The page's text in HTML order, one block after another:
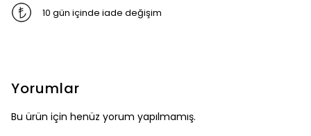
10 gün içinde iade değişim
Yorumlar
Bu ürün için henüz yorum yapılmamış.